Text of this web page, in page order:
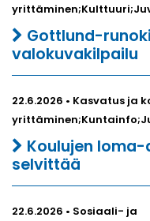
Gottlund-
valokuvakilpailu
22.6.2026 • Kasvatus ja
Koulujen
selvittää
22.6.2026 • Sosiaali- ja